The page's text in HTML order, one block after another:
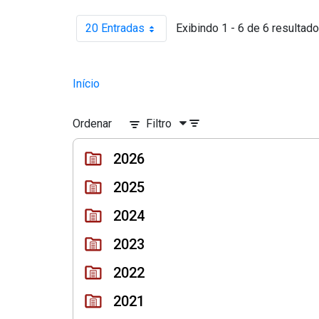
20 EntradasPor página Exibindo 1 - 6 de 6
Início
Ordenar Filtro
2026
2025
2024
2023
2022
2021